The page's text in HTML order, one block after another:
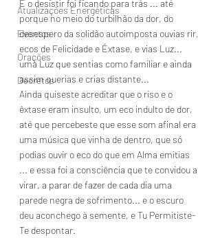
Atualizações Energéticas
Eventos
Orações
Decretos
E o desistir foi ficando para trás ... até
porque no meio do turbilhão da dor, do
desespero da solidão autoimposta ouvias rir,
ecos de Felicidade e Êxtase, e vias Luz...
uma Luz que sentias como familiar e ainda
assim querias e crias distante...
Ainda quiseste acreditar que o riso e o
êxtase eram insulto, um eco indulto de dor,
até que percebeste que esse som afinal era
uma música que vinha de dentro, que só
podias ouvir o eco do que em Alma emitias
... e essa foi a consciência que te convidou a
virar, a parar de fazer de cada dia uma
parede negra de sofrimento... e o escuro
deu aconchego à semente, e Tu Permitiste-
Te despontar.